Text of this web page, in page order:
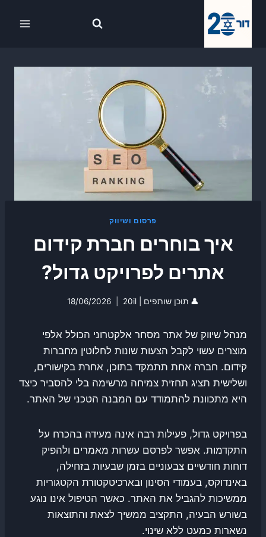
פרסום ושיווק
איך בוחרים חברת קידום
אתרים לפרויקט גדול?
👤 תוכן שותפים | 20il 18/06/2026
מנהל שיווק של אתר מסחר אלקטרוני הכולל אלפי
מוצרים עשוי לקבל הצעות שונות לחלוטין מחברות
קידום. חברה אחת תתמקד בתוכן, אחרת בקישורים,
ושלישית תציג תחזית צמיחה מרשימה בלי להסביר כיצד
היא מתכוונת להתמודד עם המבנה הטכני של האתר.
בפרויקט גדול, פעילות רבה אינה מעידה בהכרח על
התקדמות. אפשר לפרסם עשרות מאמרים ולהפיק
דוחות חודשיים צבעוניים בזמן שבעיות בזחילה,
באינדוקס, בעמודי הסינון ובארכיטקטורת הקטגוריות
ממשיכות להגביל את האתר. כאשר הטיפול אינו נוגע
בשורש הבעיה, התקציב ממשיך לצאת והתוצאות
נשארות כמעט ללא שינוי.